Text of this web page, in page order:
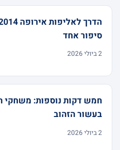
סיפור אחד
2 ביולי 2026
חמש דקות נוספות: משחקי
בעשור הזהוב
2 ביולי 2026